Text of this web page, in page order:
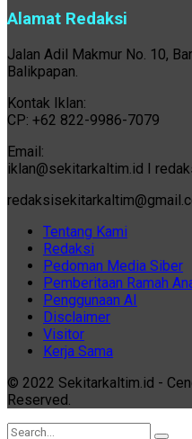
Alamat Redaksi
Jalan Adil Makmur No. 10,
Balikpapan.
Kontak Iklan:
CP: +62 822-9986-7079
Email:
iklan@sekitarkaltim.id I
Tentang Kami
Redaksi
Pedoman Media Siber
Pemberitaan Ramah
Penggunaan AI
Disclaimer
Visitor
Kerja Sama
© 2022 Sekitarkaltim.id -
Reserved.